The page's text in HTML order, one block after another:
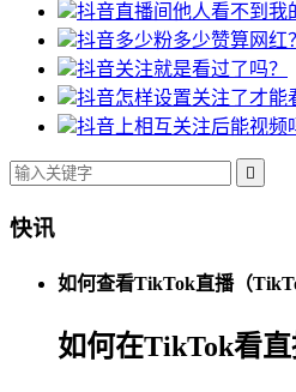
抖音直播间他人看不到我
抖音多少粉多少赞算网红？
抖音关注就是看过了吗？
抖音怎样设置关注了才能
抖音上相互关注后能视频

快讯
如何查看TikTok直播（
如何在TikTok看